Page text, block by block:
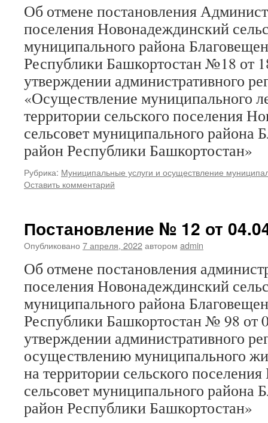
Об отмене постановления
поселения Новонадеждинский
муниципального района
Республики Башкортостан №18 от
утверждении административного
«Осуществление муниципального
территории сельского поселения
сельсовет муниципального района
район Республики Башкортостан»
Рубрика: Муниципальные услуги и осуществление
Оставить комментарий
Постановление № 12 от
Опубликовано 7 апреля, 2022автором admin
Об отмене постановления
поселения Новонадеждинский
муниципального района
Республики Башкортостан № 98 от
утверждении административного
осуществлению муниципального
на территории сельского
сельсовет муниципального района
район Республики Башкортостан»